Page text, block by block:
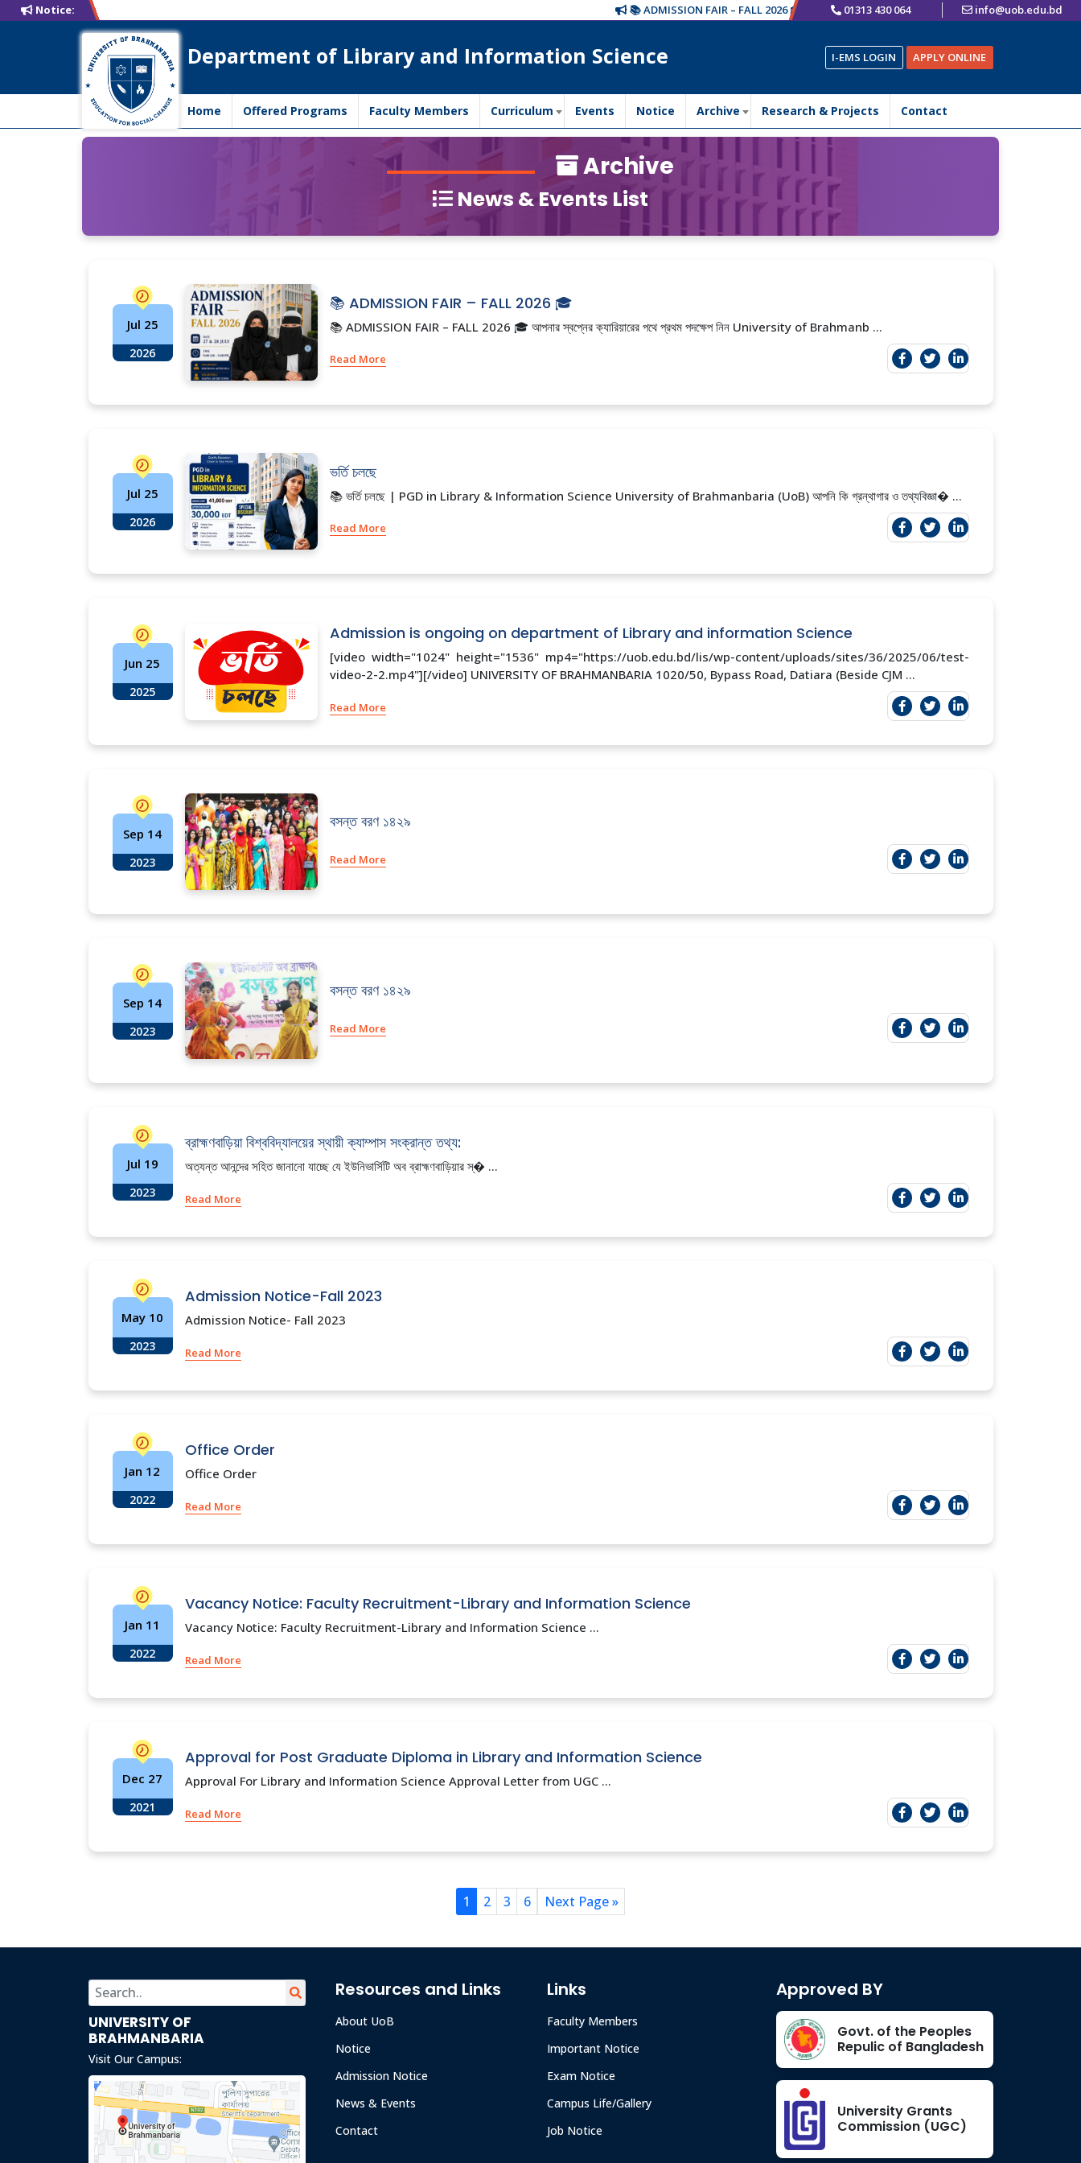
Notice: 📚 ADMISSION FAIR – FALL 2026 🎓 ভর্তি চলছে 01313 430 064 info@uob.edu.bd
Department of Library and Information Science I-EMS LOGIN APPLY ONLINE
Home Offered Programs Faculty Members Curriculum Events Notice Archive Research & Projects Contact
Archive
News & Events List
Jul 25
2026
📚 ADMISSION FAIR – FALL 2026 🎓
📚 ADMISSION FAIR – FALL 2026 🎓 আপনার স্বপ্নের ক্যারিয়ারের পথে প্রথম পদক্ষেপ নিন University of Brahmanb ...
Read More
Jul 25
2026
ভর্তি চলছে
📚 ভর্তি চলছে | PGD in Library & Information Science University of Brahmanbaria (UoB) আপনি কি গ্রন্থাগার ও তথ্যবিজ্ঞা� ...
Read More
Jun 25
2025
Admission is ongoing on department of Library and information Science
[video width="1024" height="1536" mp4="https://uob.edu.bd/lis/wp-content/uploads/sites/36/2025/06/test-
video-2-2.mp4"][/video] UNIVERSITY OF BRAHMANBARIA 1020/50, Bypass Road, Datiara (Beside CJM ...
Read More
Sep 14
2023
বসন্ত বরণ ১৪২৯
Read More
Sep 14
2023
বসন্ত বরণ ১৪২৯
Read More
Jul 19
2023
ব্রাহ্মণবাড়িয়া বিশ্ববিদ্যালয়ের স্থায়ী ক্যাম্পাস সংক্রান্ত তথ্য:
অত্যন্ত আনন্দের সহিত জানানো যাচ্ছে যে ইউনিভার্সিটি অব ব্রাহ্মণবাড়িয়ার স্� ...
Read More
May 10
2023
Admission Notice-Fall 2023
Admission Notice- Fall 2023
Read More
Jan 12
2022
Office Order
Office Order
Read More
Jan 11
2022
Vacancy Notice: Faculty Recruitment-Library and Information Science
Vacancy Notice: Faculty Recruitment-Library and Information Science ...
Read More
Dec 27
2021
Approval for Post Graduate Diploma in Library and Information Science
Approval For Library and Information Science Approval Letter from UGC ...
Read More
1 2 3 6 Next Page »
UNIVERSITY OF
BRAHMANBARIA
Visit Our Campus:
Resources and Links
About UoB
Notice
Admission Notice
News & Events
Contact
Links
Faculty Members
Important Notice
Exam Notice
Campus Life/Gallery
Job Notice
Approved BY
Govt. of the Peoples
Repulic of Bangladesh
University Grants
Commission (UGC)